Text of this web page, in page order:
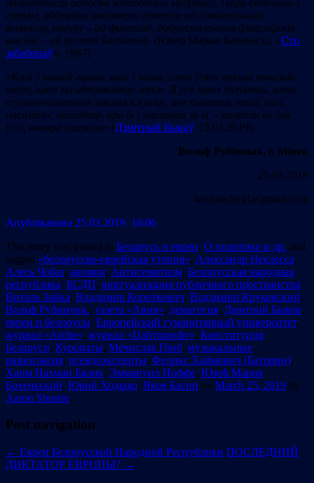
гэтым, аддзяліць навуковую гіпотэзу ад дэмагагічнага
вымыслу, навуку – ад фантазіі, добрасумленныя філасофскія
высілкі – ад пустой балбатні» (Юзеф Марыя Бахеньскі, «Сто
забабонаў», 1987)
«Калі ў вашай галаве хаос і каша, гэта ўсяго толькі паказнік
таго, што вы адпавядаеце эпосе. Я ўсё яшчэ ўпэўнены, што
агульначалавечыя законы існуюць, але бываюць эпохі, калі,
насамрэч, нагадваць пра іх і змагацца за іх – занятак не для
ўсіх, шчыра скажам» (Дзмітрый Быкаў, 15.03.2019)
Вольф Рубінчык, г. Мінск
25.03.2019
wrubinchyk[at]gmail.com
Апублiкавана 25.03.2019 16:06
This entry was posted in Беларусь и евреи, О политике и др. and
tagged «белорусско-еврейская утопия», Александр Неклесса,
Алесь Чобат, аномия, Антисемитизм, Белорусская народная
республика, БСДП, виртуализация публичного пространства,
Виталь Зайка, Владимир Короткевич, Владимир Круковский,
Вольф Рубинчик., газета «Авив», демагогия, Дмитрий Быков,
евреи и белорусы, Европейский гуманитарный университет,
журнал «Arche», журнал «Цайтшрифт», Конституция
Беларуси, Куропаты, Мечислав Гриб, музыкальные
разногласия, псевдоэксперты, Феликс Хаймович (Баторин),
Хаим Нахман Бялик, Эммануил Иоффе, Юзеф Мария
Бохеньский, Юрий Ходыко, Яков Басин on March 25, 2019 by
Aaron Shustin.
Post navigation
← Евреи Белорусской Народной Республики ПОСЛЕДНИЙ
ДИКТАТОР ЕВРОПЫ? →